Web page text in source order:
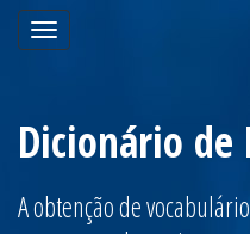
Toggle
navigation
Dicionário de
A obtenção de